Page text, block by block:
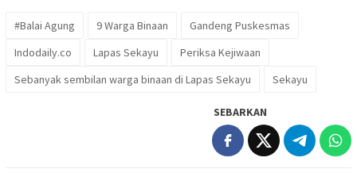
#Balai Agung 9 Warga Binaan
Gandeng Puskesmas
Indodaily.co
Lapas Sekayu
Periksa Kejiwaan
Sebanyak sembilan warga binaan di Lapas Sekayu
Sekayu
SEBARKAN